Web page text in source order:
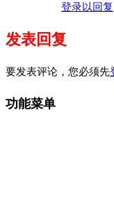
登录以回复
发表回复
要发表评论，您必须先
功能菜单